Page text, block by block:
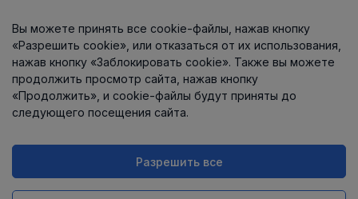
Контакты
Интернет-магазин работает
Вы можете принять все cookie-файлы, нажав кнопку
«Разрешить cookie», или отказаться от их использования,
нажав кнопку «Заблокировать cookie». Также вы можете
продолжить просмотр сайта, нажав кнопку
«Продолжить», и cookie-файлы будут приняты до
следующего посещения сайта.
Разрешить все